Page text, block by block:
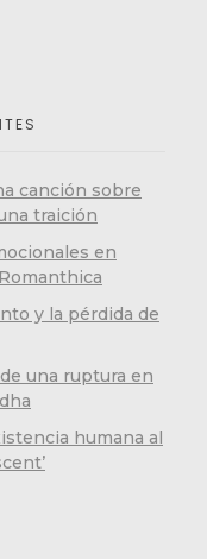
canción sobre
traición
en
y la pérdida de
una ruptura en
humana al